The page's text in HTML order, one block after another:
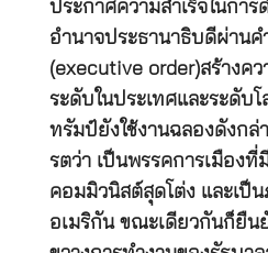
ประกาศความสำเร็จในการ
อำนาจประธานาธิบดีผ่านค
(executive order)สร้างค
ระดับในประเทศและระดับ
ทรัมป์ยังใช้งานฉลองดังกล่
รตว่า เป็นพรรคการเมืองที่
คอมมิวนิสต์สุดโต่ง และเป็
อเมริกัน ขณะเดียวกันก็ยืน